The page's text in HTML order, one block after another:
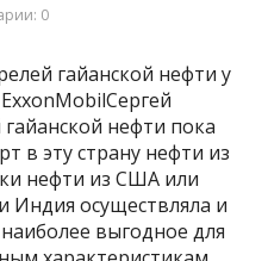
0
гайанской нефти у
нефти пока
в эту страну нефти из
нефти из США или
Индия осуществляла и
выгодное для